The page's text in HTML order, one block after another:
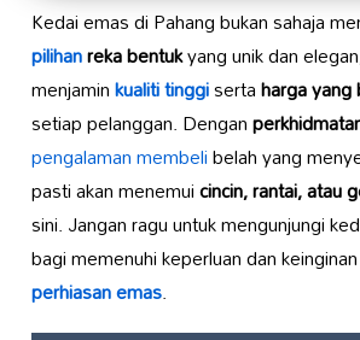
Kedai emas di Pahang bukan sahaja
pilihanreka bentukyang unik dan
menjaminkualiti tinggisertaharga
setiap pelanggan. Dengan
pengalaman membelibelah yang
pasti akan menemuicincin, rantai, atau
sini. Jangan ragu untuk mengunjungi
bagi memenuhi keperluan dan
perhiasan emas.